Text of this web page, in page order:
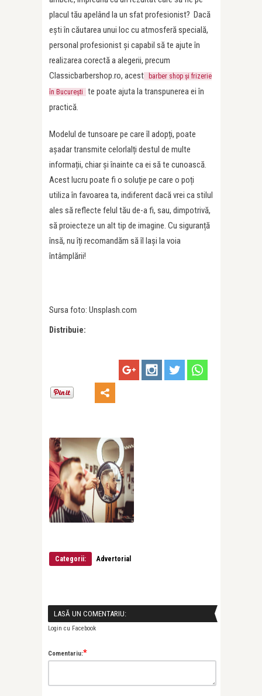
placul tău apelând la un sfat profesionist? Dacă
ești în căutarea unui loc cu atmosferă specială,
personal profesionist și capabil să te ajute în
realizarea corectă a alegerii, precum
Classicbarbershop.ro, acest
barber shop și frizerie
în București
te poate ajuta la transpunerea ei în
practică.
Modelul de tunsoare pe care îl adopți, poate
așadar transmite celorlalți destul de multe
informații, chiar și înainte ca ei să te cunoască.
Acest lucru poate fi o soluție pe care o poți
utiliza în favoarea ta, indiferent dacă vrei ca stilul
ales să reflecte felul tău de-a fi, sau, dimpotrivă,
să proiecteze un alt tip de imagine. Cu siguranță
însă, nu îți recomandăm să îl lași la voia
întâmplării!
Sursa foto: Unsplash.com
Distribuie:
Categorii: Advertorial
LASĂ UN COMENTARIU:
Login cu Facebook
Comentariu:*